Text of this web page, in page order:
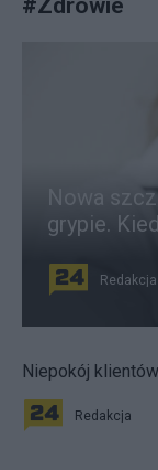
Nowa
grypie.
Redakcja
Niepokój
Redakcja